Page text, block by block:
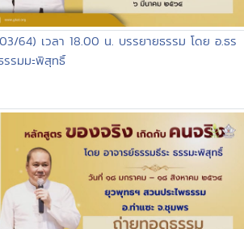
64) เวลา 18.00 น. บรรยายธรรม โดย อ.ธร
รรมมะพิสุทธิ์